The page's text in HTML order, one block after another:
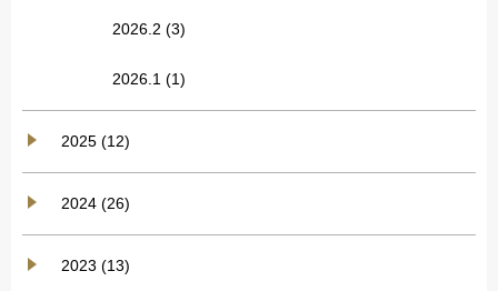
2026.2 (3)
2026.1 (1)
2025 (12)
2024 (26)
2023 (13)